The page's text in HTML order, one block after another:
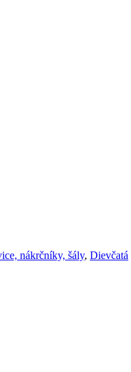
nákrčníky, šály, Dievčatá